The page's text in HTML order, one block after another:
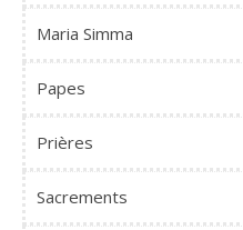
Maria Simma
Papes
Prières
Sacrements